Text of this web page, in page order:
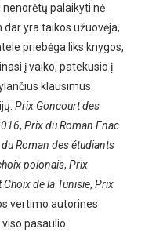
nenorėtų palaikyti nė
yra taikos užuovėja,
priebėga liks knygos,
į vaiko, patekusio į
klausimus.
Prix Goncourt des
, Prix du Roman Fnac
Roman des étudiants
polonais, Prix
de la Tunisie, Prix
vertimo autorines
pasaulio.